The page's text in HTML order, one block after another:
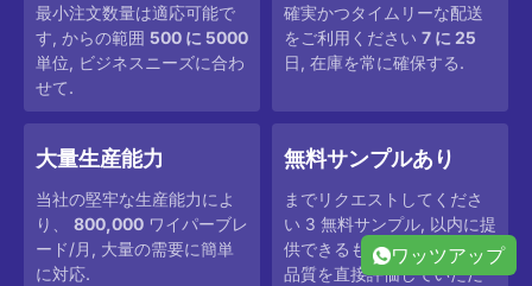
最小注文数量は適応可能で
す, からの範囲 500 に 5000
単位, ビジネスニーズに合わ
せて.
確実かつタイムリーな配送
をご利用ください 7 に 25
日, 在庫を常に確保する.
大量生産能力
当社の堅牢な生産能力によ
り、 800,000 ワイパーブレ
ード/月, 大量の需要に簡単
に対応.
無料サンプルあり
までリクエストしてくださ
い 3 無料サンプル, 以内に提
供できるもの 1-3 日, 当社の
品質を直接評価していただ
ワッツアップ